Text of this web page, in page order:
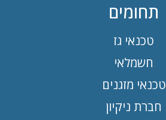
תחומים
טכנאי גז
חשמלאי
טכנאי מזגנים
חברת ניקיון